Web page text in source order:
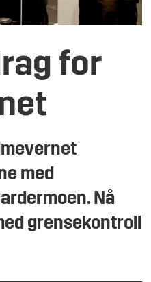
for
med
Nå
grensekontroll